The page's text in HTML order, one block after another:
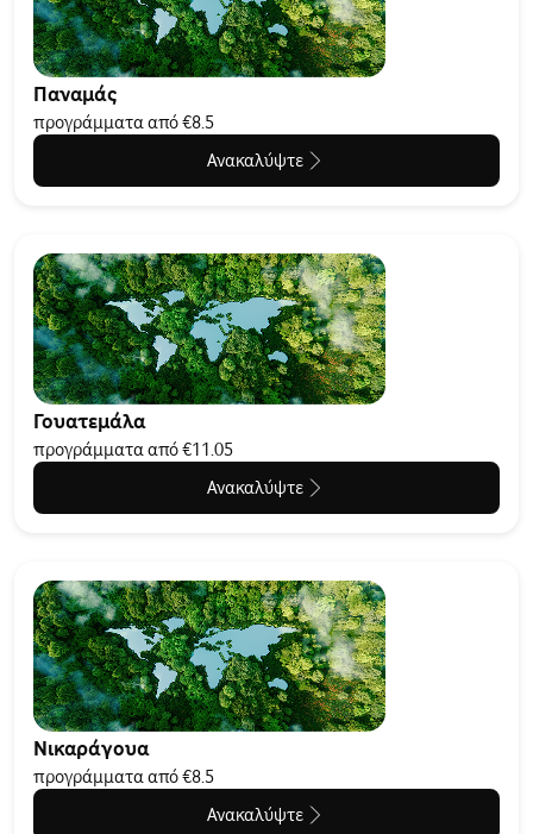
Παναμάς
προγράμματα από €8.5
Ανακαλύψτε
Γουατεμάλα
προγράμματα από €11.05
Ανακαλύψτε
Νικαράγουα
προγράμματα από €8.5
Ανακαλύψτε